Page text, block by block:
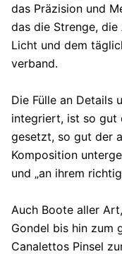
das Präzision und
das die Strenge,
Licht und dem
verband.
Die Fülle an Details
integriert, ist so gut
gesetzt, so gut der
Komposition
und „an ihrem
Auch Boote aller
Gondel bis hin zum
Canalettos Pinsel